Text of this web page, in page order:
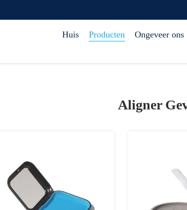
Huis Producten Ongeveer ons
Aligner